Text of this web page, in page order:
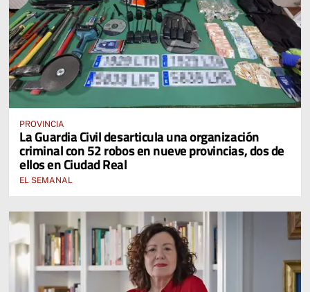
PROVINCIA
La Guardia Civil desarticula una organización
criminal con 52 robos en nueve provincias, dos de
ellos en Ciudad Real
EL SEMANAL